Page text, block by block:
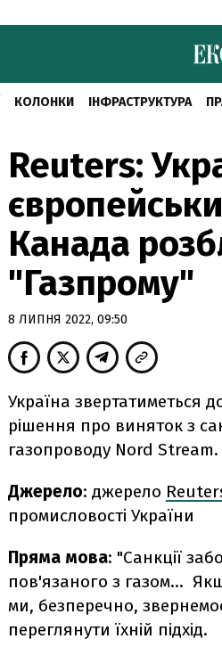
КОЛОНКИ ІНФРАСТРУКТУРА
Reuters:
Канада
"Газпрому"
8 ЛИПНЯ 2022, 09:50
Україна звертатиметься
рішення про виняток з
газопроводу Nord Stream.
Джерело: джерело
промисловості України
Пряма мова: "Санкції
пов'язаного з газом…
ми, безперечно,
переглянути їхній підхід.